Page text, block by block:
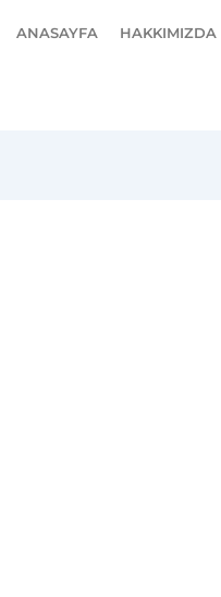
ANASAYFA HAKKIMIZDA